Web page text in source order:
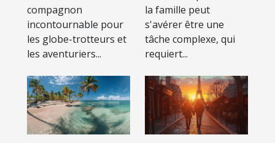
des garanties
offertes
compagnon
incontournable pour
les globe-trotteurs et
les aventuriers...
la famille peut
s'avérer être une
tâche complexe, qui
requiert...